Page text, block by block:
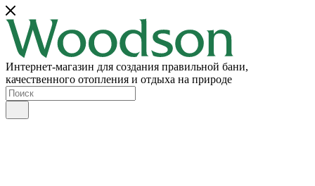
Интернет-магазин для создания правильной бани,
качественного отопления и отдыха на природе